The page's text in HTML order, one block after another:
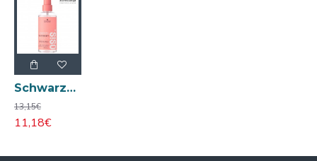
Schwarzkopf Pro Osis+ Hairbody izsmidzināms līdzeklis pirms veidošanas 200ml
13,15€
11,18€